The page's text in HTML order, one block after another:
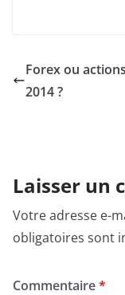
Forex ou
2014 ?
Laisser un
Votre adresse e-
obligatoires sont
Commentaire*